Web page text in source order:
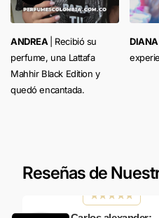
ANDREA
| Recibió su
perfume, una Lattafa
Mahhir Black Edition y
quedó encantada.
DIANA
Reseñas de